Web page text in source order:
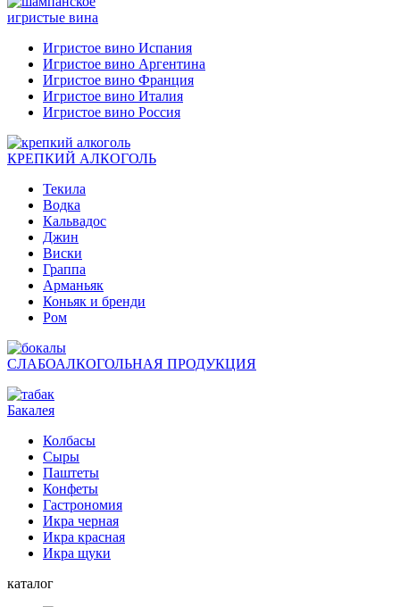
игристые вина
Игристое вино Испания
Игристое вино Аргентина
Игристое вино Франция
Игристое вино Италия
Игристое вино Россия
КРЕПКИЙ АЛКОГОЛЬ
Текила
Водка
Кальвадос
Джин
Виски
Граппа
Арманьяк
Коньяк и бренди
Ром
СЛАБОАЛКОГОЛЬНАЯ ПРОДУКЦИЯ
Бакалея
Колбасы
Сыры
Паштеты
Конфеты
Гастрономия
Икра черная
Икра красная
Икра щуки
каталог